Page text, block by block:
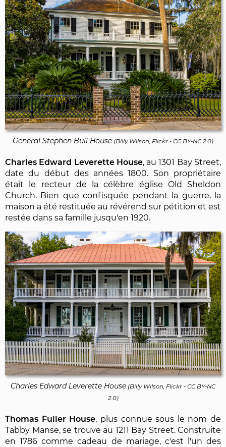
General Stephen Bull House (Billy Wilson, Flickr - CC BY-NC 2.0)
Charles Edward Leverette House, au 1301 Bay Street,
date du début des années 1800. Son propriétaire
était le recteur de la célèbre église Old Sheldon
Church. Bien que confisquée pendant la guerre, la
maison a été restituée au révérend sur pétition et est
restée dans sa famille jusqu'en 1920.
Charles Edward Leverette House (Billy Wilson, Flickr - CC BY-NC
2.0)
Thomas Fuller House, plus connue sous le nom de
Tabby Manse, se trouve au 1211 Bay Street. Construite
en 1786 comme cadeau de mariage, c'est l'un des